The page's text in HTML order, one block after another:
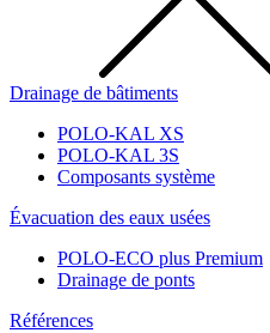
Drainage de bâtiments
POLO-KAL XS
POLO-KAL 3S
Composants système
Évacuation des eaux usées
POLO-ECO plus Premium
Drainage de ponts
Références